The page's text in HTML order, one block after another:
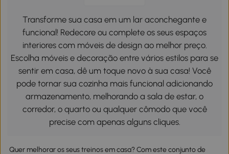
Transforme sua casa em um lar aconchegante e
funcional! Redecore ou complete os seus espaços
interiores com móveis de design ao melhor preço.
Escolha móveis e decoração entre vários estilos para se
sentir em casa, dê um toque novo à sua casa! Você
pode tornar sua cozinha mais funcional adicionando
armazenamento, melhorando a sala de estar, o
corredor, o quarto ou qualquer cômodo que você
precise com apenas alguns cliques.
Quer melhorar os seus treinos em casa? Com este conjunto de